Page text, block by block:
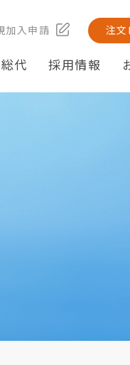
加入申請 注文
代 採用情報